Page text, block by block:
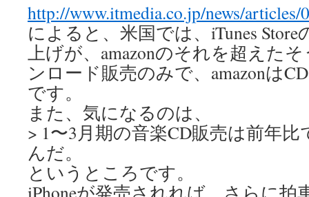
http://www.itmedia.co.jp/news/articles/
によると、米国では、iTunes
上げが、amazonのそれを超えた
ンロード販売のみで、amazonは
です。
また、気になるのは、
> 1〜3月期の音楽CD販売は前年
んだ。
というところです。
iPhoneが発売されれば、さらに拍